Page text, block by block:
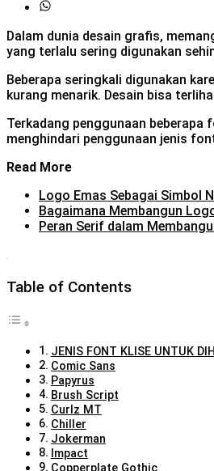
Dalam dunia desain grafis,
yang terlalu sering digunakan
Beberapa seringkali digunakan
kurang menarik. Desain bisa
Terkadang penggunaan beberapa
menghindari penggunaan jenis
Read More
Logo Emas Sebagai Simbol
Bagaimana Membangun
Peran Serif dalam
Table of Contents
JENIS FONT KLISE UNTUK
Comic Sans
Papyrus
Brush Script
Curlz MT
Chiller
Jokerman
Impact